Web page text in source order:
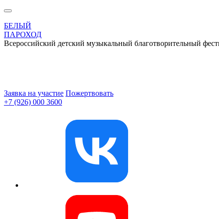
БЕЛЫЙ
ПАРОХОД
Всероссийский детский музыкальный благотворительный
Заявка на участие Пожертвовать
+7 (926) 000 3600